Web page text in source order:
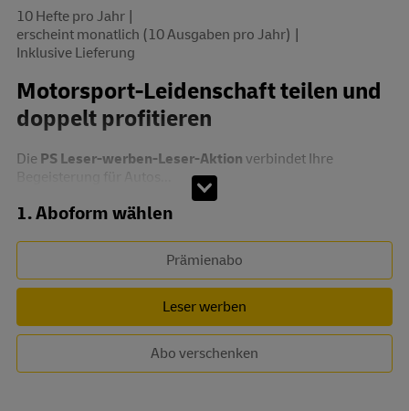
10 Hefte pro Jahr
erscheint monatlich (10 Ausgaben pro Jahr)
Inklusive Lieferung
Motorsport-Leidenschaft teilen und
doppelt profitieren
Die PS Leser-werben-Leser-Aktion verbindet Ihre
Abo zusammenstellen
1. Aboform wählen
Prämienabo
Leser werben
Abo verschenken